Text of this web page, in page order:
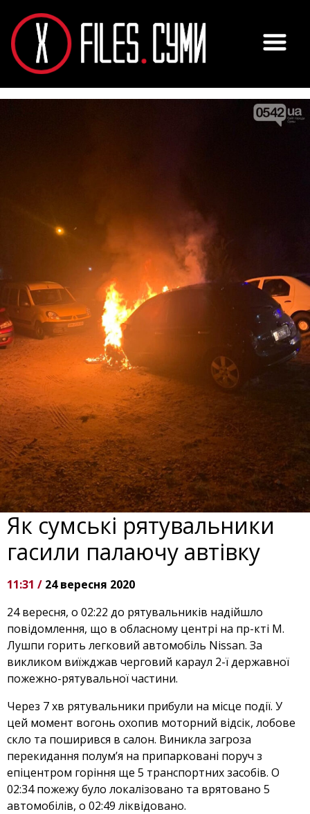
Як сумські рятувальники
гасили палаючу автівку
11:31 / 24 вересня 2020
24 вересня, о 02:22 до рятувальників надійшло
повідомлення, що в обласному центрі на пр-кті М.
Лушпи горить легковий автомобіль Nissan. За
викликом виїжджав черговий караул 2-ї державної
пожежно-рятувальної частини.
Через 7 хв рятувальники прибули на місце події. У
цей момент вогонь охопив моторний відсік, лобове
скло та поширився в салон. Виникла загроза
перекидання полум’я на припарковані поруч з
епіцентром горіння ще 5 транспортних засобів. О
02:34 пожежу було локалізовано та врятовано 5
автомобілів, о 02:49 ліквідовано.